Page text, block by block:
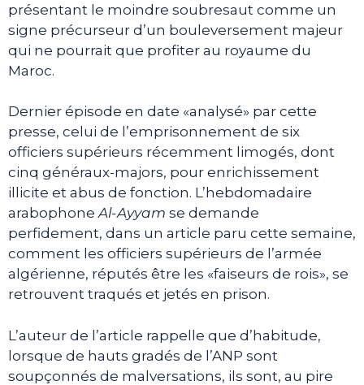
présentant le moindre soubresaut comme un
signe précurseur d’un bouleversement majeur
qui ne pourrait que profiter au royaume du
Maroc.
Dernier épisode en date «analysé» par cette
presse, celui de l’emprisonnement de six
officiers supérieurs récemment limogés, dont
cinq généraux-majors, pour enrichissement
illicite et abus de fonction. L’hebdomadaire
arabophoneAl-Ayyam se demande
perfidement, dans un article paru cette semaine,
comment les officiers supérieurs de l’armée
algérienne, réputés être les «faiseurs de rois», se
retrouvent traqués et jetés en prison.
L’auteur de l’article rappelle que d’habitude,
lorsque de hauts gradés de l’ANP sont
soupçonnés de malversations, ils sont, au pire